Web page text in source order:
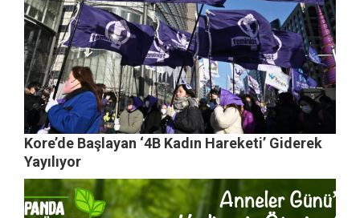
Kore’de Başlayan ‘4B Kadın Hareketi’ Giderek
Yayılıyor